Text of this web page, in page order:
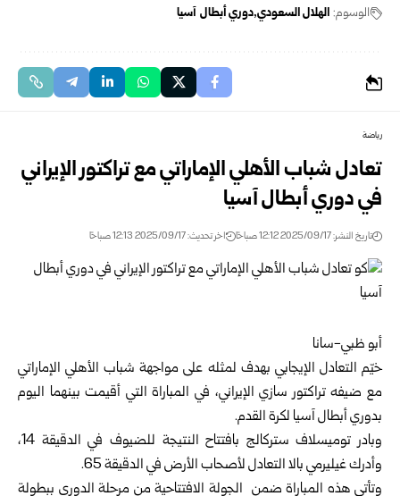
الوسوم: الهلال السعودي دوري أبطال آسيا
رياضة
تعادل شباب الأهلي الإماراتي مع تراكتور الإيراني
في دوري أبطال آسيا
تاريخ النشر: 2025/09/17 12:12 صباحًا اخر تحديث: 2025/09/17 12:13 صباحًا
أبو ظبي-سانا
خيّم التعادل الإيجابي بهدف لمثله على مواجهة شباب الأهلي الإماراتي
مع ضيفه تراكتور سازي الإيراني، في المباراة التي أقيمت بينهما اليوم
بدوري أبطال آسيا لكرة القدم.
وبادر توميسلاف ستركالج بافتتاح النتيجة للضيوف في الدقيقة 14،
وأدرك غيليرمي بالا التعادل لأصحاب الأرض في الدقيقة 65.
وتأتي هذه المباراة ضمن الجولة الافتتاحية من مرحلة الدوري ببطولة